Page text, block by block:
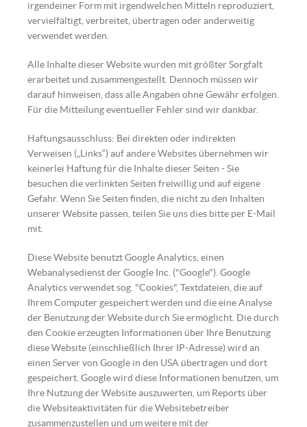
irgendeiner Form mit irgendwelchen Mitteln reproduziert,
vervielfältigt, verbreitet, übertragen oder anderweitig
verwendet werden.
Alle Inhalte dieser Website wurden mit größter Sorgfalt
erarbeitet und zusammengestellt. Dennoch müssen wir
darauf hinweisen, dass alle Angaben ohne Gewähr erfolgen.
Für die Mitteilung eventueller Fehler sind wir dankbar.
Haftungsausschluss: Bei direkten oder indirekten
Verweisen („Links“) auf andere Websites übernehmen wir
keinerlei Haftung für die Inhalte dieser Seiten - Sie
besuchen die verlinkten Seiten freiwillig und auf eigene
Gefahr. Wenn Sie Seiten finden, die nicht zu den Inhalten
unserer Website passen, teilen Sie uns dies bitte per E-Mail
mit.
Diese Website benutzt Google Analytics, einen
Webanalysedienst der Google Inc. ("Google"). Google
Analytics verwendet sog. "Cookies", Textdateien, die auf
Ihrem Computer gespeichert werden und die eine Analyse
der Benutzung der Website durch Sie ermöglicht. Die durch
den Cookie erzeugten Informationen über Ihre Benutzung
diese Website (einschließlich Ihrer IP-Adresse) wird an
einen Server von Google in den USA übertragen und dort
gespeichert. Google wird diese Informationen benutzen, um
Ihre Nutzung der Website auszuwerten, um Reports über
die Websiteaktivitäten für die Websitebetreiber
zusammenzustellen und um weitere mit der